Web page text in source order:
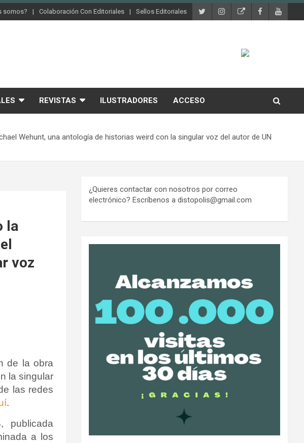
somos? Colaboración Con Editoriales Sellos Editoriales
REVISTAS ILUSTRADORES ACCESO
Wehunt, una antología de historias weird con la singular voz del autor de UN
la
voz
de la obra
la singular
las redes
.
publicada
a los
¿Quieres contactar con nosotros por correo
electrónico? Escríbenos a distopolis@gmail.com